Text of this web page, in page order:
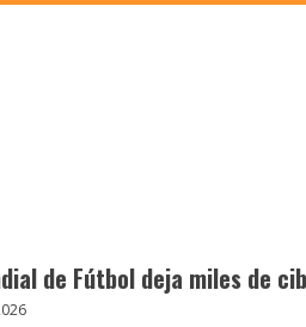
de Fútbol deja miles de